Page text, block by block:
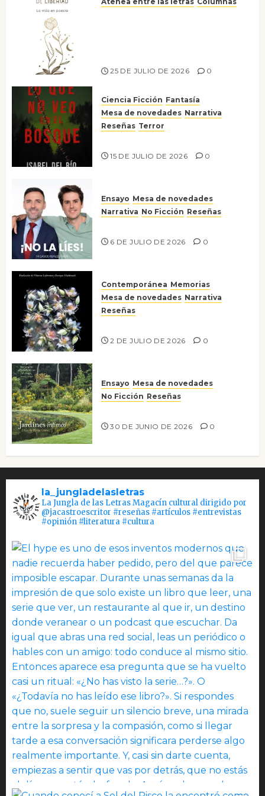
25 DE JULIO DE 2026 0
Ciencia Ficción Fantasía
Mesa de novedades Narrativa
Reseñas Terror
15 DE JULIO DE 2026 0
Ensayo Mesa de novedades
Narrativa No Ficción Reseñas
6 DE JULIO DE 2026 0
Contemporánea Memorias
Mesa de novedades Narrativa
Reseñas
2 DE JULIO DE 2026 0
Ensayo Mesa de novedades
No Ficción Reseñas
30 DE JUNIO DE 2026 0
la_jungladelasletras
La Jungla de las Letras Magacín cultural dirigido por
@jacastroescritor #reseñas #artículos #entrevistas
#opinión #literatura #cultura